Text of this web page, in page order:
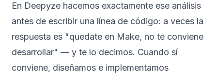
En Deepyze hacemos exactamente ese análisis
antes de escribir una línea de código: a veces la
respuesta es "quedate en Make, no te conviene
desarrollar" — y te lo decimos. Cuando sí
conviene, diseñamos e implementamos